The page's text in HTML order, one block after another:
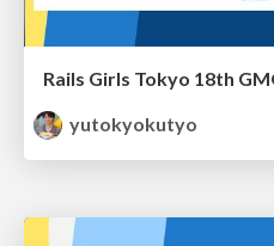
Rails Girls Tokyo 18th
yutokyokutyo